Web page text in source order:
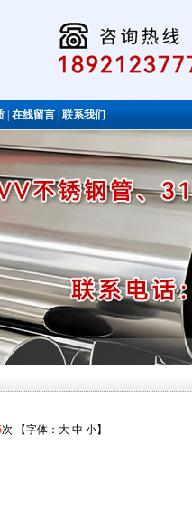
在线留言|联系我们
次 【字体： 大 中 小】